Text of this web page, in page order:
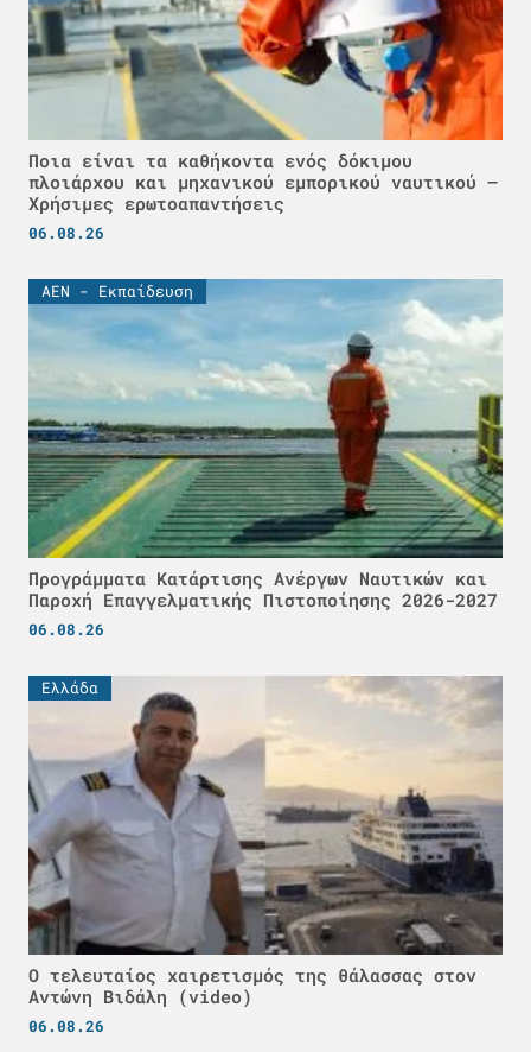
Ποια είναι τα καθήκοντα ενός δόκιμου
πλοιάρχου και μηχανικού εμπορικού ναυτικού –
Χρήσιμες ερωτοαπαντήσεις
06.08.26
ΑΕΝ - Εκπαίδευση
Προγράμματα Κατάρτισης Ανέργων Ναυτικών και
Παροχή Επαγγελματικής Πιστοποίησης 2026-2027
06.08.26
Ελλάδα
Ο τελευταίος χαιρετισμός της θάλασσας στον
Αντώνη Βιδάλη (video)
06.08.26